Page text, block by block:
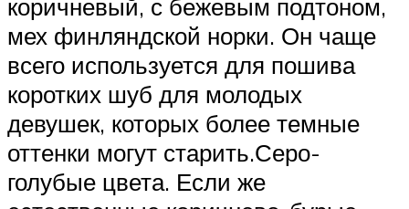
коричневый, с бежевым подтоном,
мех финляндской норки. Он чаще
всего используется для пошива
коротких шуб для молодых
девушек, которых более темные
оттенки могут старить.Серо-
голубые цвета. Если же